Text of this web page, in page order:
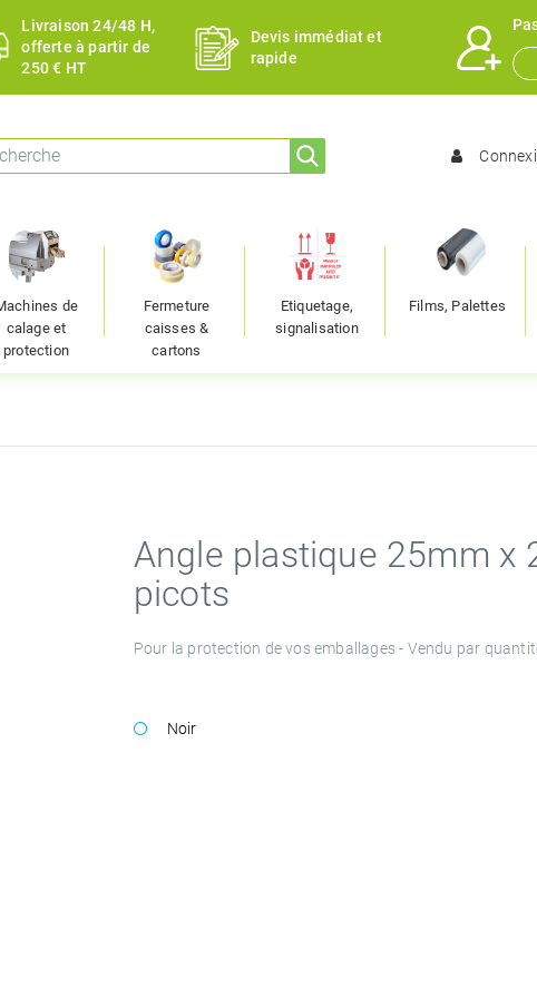
Livraison 24/48 H,
offerte à partir de
250 € HT
Devis immédiat et
rapide
de
calage et
protection
Fermeture
caisses &
cartons
Etiquetage,
signalisation
Films, Palettes
Angle plastique 25mm x
picots
Pour la protection de vos emballages - Vendu par
Noir